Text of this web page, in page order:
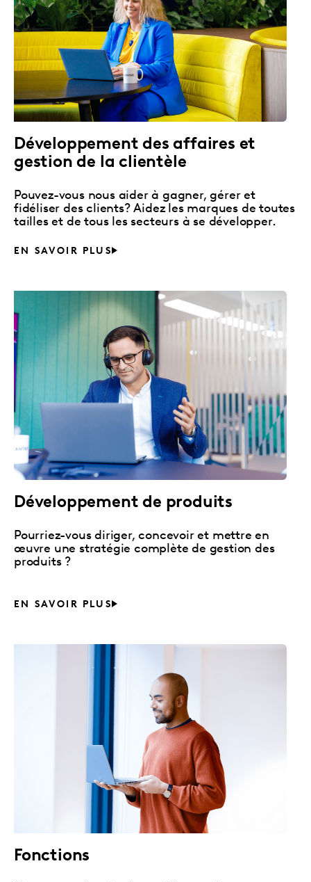
Développement des affaires et
gestion de la clientèle
Pouvez-vous nous aider à gagner, gérer et
fidéliser des clients? Aidez les marques de toutes
tailles et de tous les secteurs à se développer.
EN SAVOIR PLUS
Développement de produits
Pourriez-vous diriger, concevoir et mettre en
œuvre une stratégie complète de gestion des
produits ?
EN SAVOIR PLUS
Fonctions